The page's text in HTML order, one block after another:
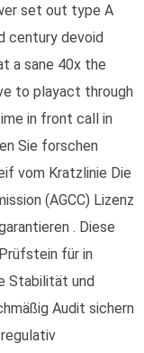
set out type A
century devoid
a sane 40x the
to playact through
in front call in
Sie forschen
vom Kratzlinie Die
(AGCC) Lizenz
. Diese
für in
Stabilität und
Audit sichern